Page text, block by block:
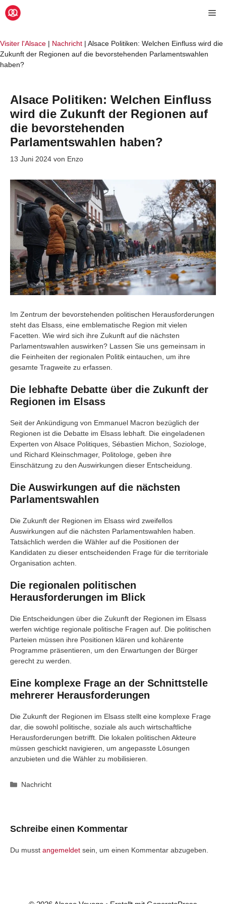
Zum
Inhalt
Visiter l'Alsace | Nachricht | Alsace Politiken: Welchen Einfluss wird die
Zukunft der Regionen auf die bevorstehenden Parlamentswahlen
haben?
Alsace Politiken: Welchen Einfluss
wird die Zukunft der Regionen auf
die bevorstehenden
Parlamentswahlen haben?
13 Juni 2024 von Enzo
Im Zentrum der bevorstehenden politischen Herausforderungen
steht das Elsass, eine emblematische Region mit vielen
Facetten. Wie wird sich ihre Zukunft auf die nächsten
Parlamentswahlen auswirken? Lassen Sie uns gemeinsam in
die Feinheiten der regionalen Politik eintauchen, um ihre
gesamte Tragweite zu erfassen.
Die lebhafte Debatte über die Zukunft der
Regionen im Elsass
Seit der Ankündigung von Emmanuel Macron bezüglich der
Regionen ist die Debatte im Elsass lebhaft. Die eingeladenen
Experten von Alsace Politiques, Sébastien Michon, Soziologe,
und Richard Kleinschmager, Politologe, geben ihre
Einschätzung zu den Auswirkungen dieser Entscheidung.
Die Auswirkungen auf die nächsten
Parlamentswahlen
Die Zukunft der Regionen im Elsass wird zweifellos
Auswirkungen auf die nächsten Parlamentswahlen haben.
Tatsächlich werden die Wähler auf die Positionen der
Kandidaten zu dieser entscheidenden Frage für die territoriale
Organisation achten.
Die regionalen politischen
Herausforderungen im Blick
Die Entscheidungen über die Zukunft der Regionen im Elsass
werfen wichtige regionale politische Fragen auf. Die politischen
Parteien müssen ihre Positionen klären und kohärente
Programme präsentieren, um den Erwartungen der Bürger
gerecht zu werden.
Eine komplexe Frage an der Schnittstelle
mehrerer Herausforderungen
Die Zukunft der Regionen im Elsass stellt eine komplexe Frage
dar, die sowohl politische, soziale als auch wirtschaftliche
Herausforderungen betrifft. Die lokalen politischen Akteure
müssen geschickt navigieren, um angepasste Lösungen
anzubieten und die Wähler zu mobilisieren.
Kategorien
Nachricht
Schreibe einen Kommentar
Du musst angemeldet sein, um einen Kommentar abzugeben.